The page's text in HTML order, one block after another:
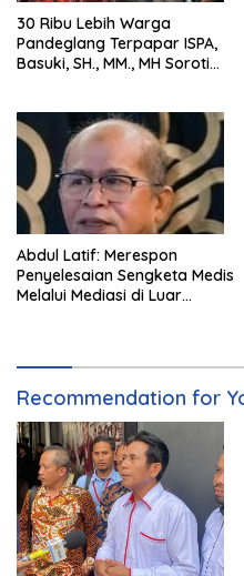
30 Ribu Lebih Warga
Pandeglang Terpapar ISPA,
Basuki, SH., MM., MH Soroti
Abdul Latif: Merespon
Penyelesaian Sengketa Medis
Melalui Mediasi di Luar
Recommendation for